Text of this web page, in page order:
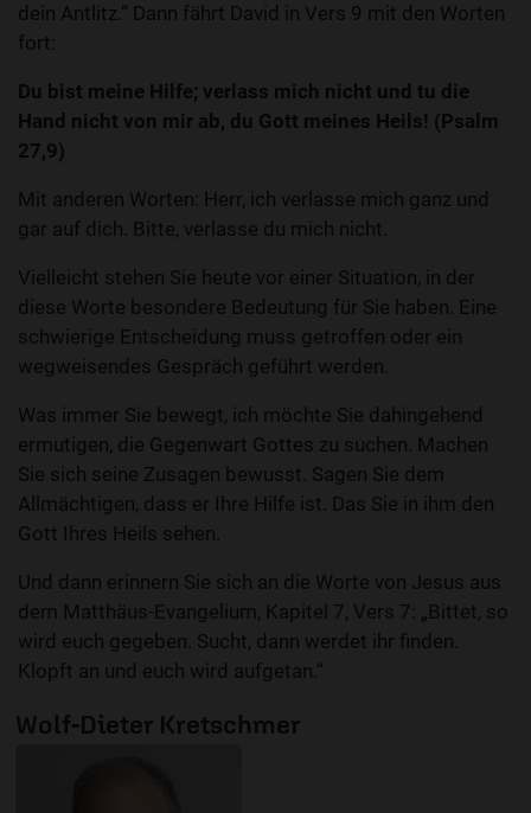
dein Antlitz.“ Dann fährt David in Vers 9 mit den Worten
fort:
Du bist meine Hilfe; verlass mich nicht und tu die
Hand nicht von mir ab, du Gott meines Heils! (Psalm
27,9)
Mit anderen Worten: Herr, ich verlasse mich ganz und
gar auf dich. Bitte, verlasse du mich nicht.
Vielleicht stehen Sie heute vor einer Situation, in der
diese Worte besondere Bedeutung für Sie haben. Eine
schwierige Entscheidung muss getroffen oder ein
wegweisendes Gespräch geführt werden.
Was immer Sie bewegt, ich möchte Sie dahingehend
ermutigen, die Gegenwart Gottes zu suchen. Machen
Sie sich seine Zusagen bewusst. Sagen Sie dem
Allmächtigen, dass er Ihre Hilfe ist. Das Sie in ihm den
Gott Ihres Heils sehen.
Und dann erinnern Sie sich an die Worte von Jesus aus
dem Matthäus-Evangelium, Kapitel 7, Vers 7: „Bittet, so
wird euch gegeben. Sucht, dann werdet ihr finden.
Klopft an und euch wird aufgetan.“
Wolf-Dieter Kretschmer